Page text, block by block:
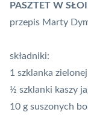
PASZTET W
przepis Marty
składniki:
1 szklanka
½ szklanki kaszy
10 g suszonych